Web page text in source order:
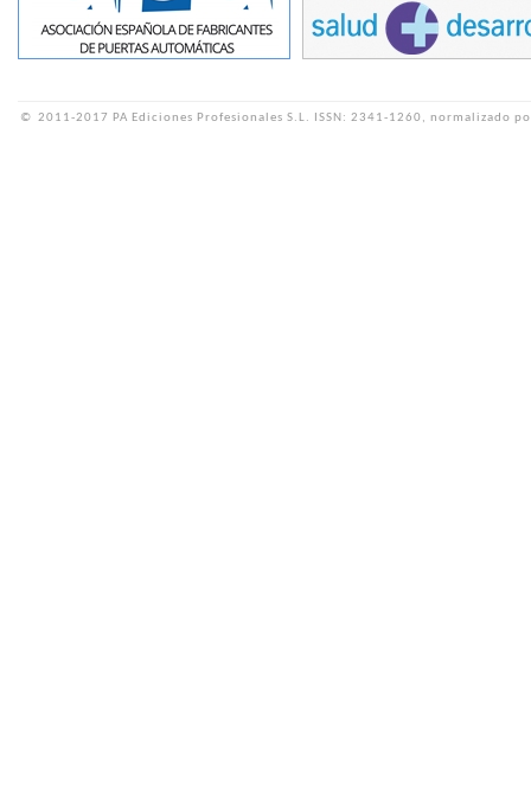
© 2011-2017 PA Ediciones Profesionales S.L. ISSN: 2341-1260, normalizado